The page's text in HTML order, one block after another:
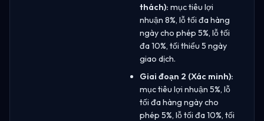
thách): mục tiêu lợi
nhuận 8%, lỗ tối đa hàng
ngày cho phép 5%, lỗ tối
đa 10%, tối thiểu 5 ngày
giao dịch.
Giai đoạn 2 (Xác minh):
mục tiêu lợi nhuận 5%, lỗ
tối đa hàng ngày cho
phép 5%, lỗ tối đa 10%, tối